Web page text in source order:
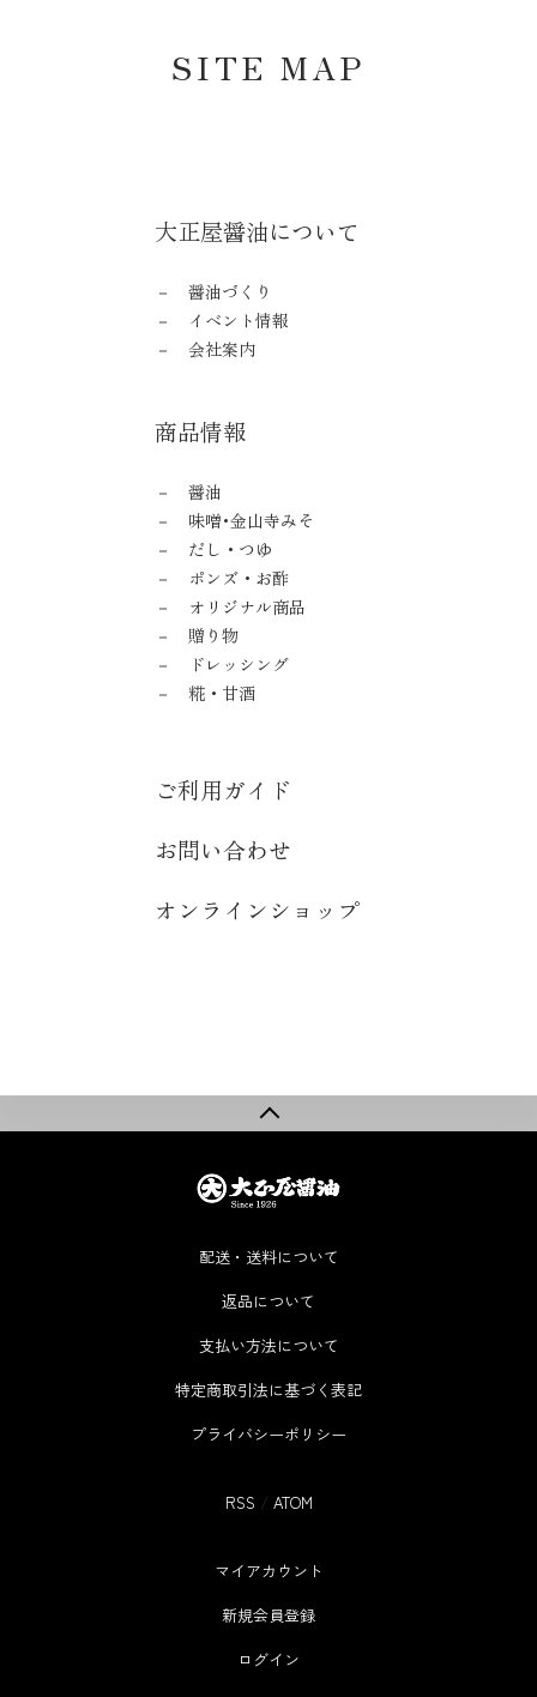
SITE MAP
大正屋醤油について
醤油づくり
イベント情報
会社案内
商品情報
醤油
味噌･金山寺みそ
だし・つゆ
ポンズ・お酢
オリジナル商品
贈り物
ドレッシング
糀・甘酒
ご利用ガイド
お問い合わせ
オンラインショップ
配送・送料について
返品について
支払い方法について
特定商取引法に基づく表記
プライバシーポリシー
RSS / ATOM
マイアカウント
新規会員登録
ログイン